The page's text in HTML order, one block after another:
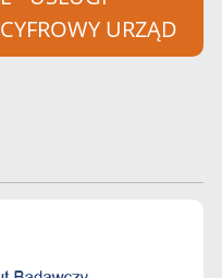
CYFROWY URZĄD